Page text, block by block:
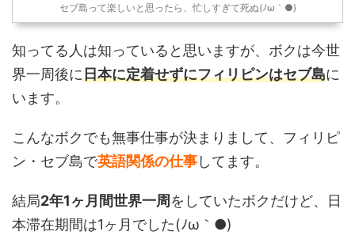
セブ島って楽しいと思ったら、忙しすぎて死ぬ(ﾉω｀●)
知ってる人は知っていると思いますが、ボクは今世
界一周後に日本に定着せずにフィリピンはセブ島に
います。
こんなボクでも無事仕事が決まりまして、フィリピ
ン・セブ島で英語関係の仕事してます。
結局2年1ヶ月間世界一周をしていたボクだけど、日
本滞在期間は1ヶ月でした(ﾉω｀●)